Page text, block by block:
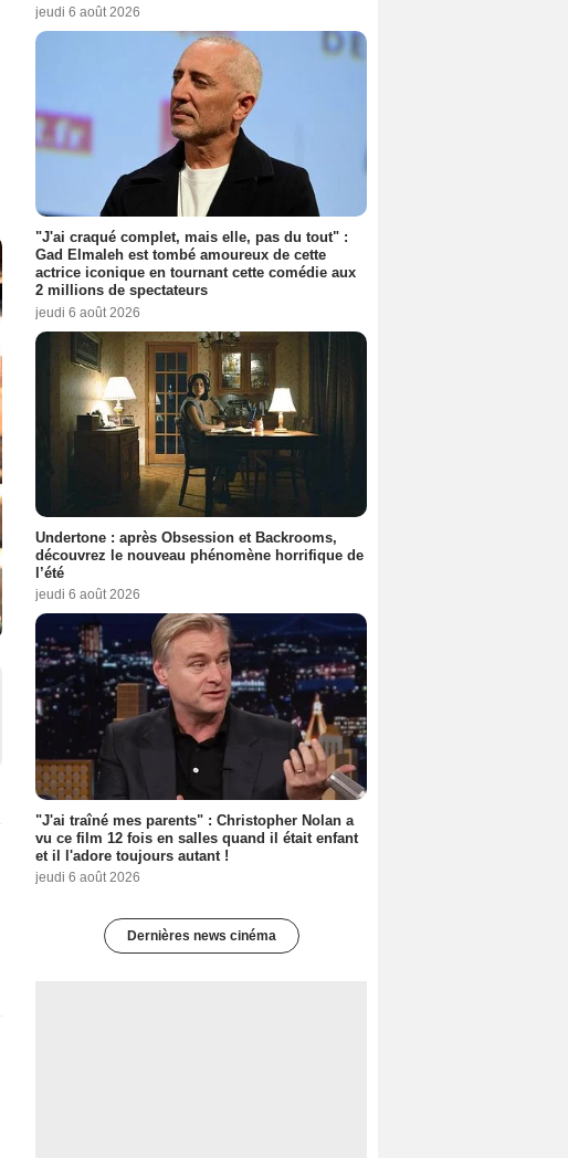
jeudi 6 août 2026
"J'ai craqué complet, mais elle, pas du tout" :
Gad Elmaleh est tombé amoureux de cette
actrice iconique en tournant cette comédie aux
2 millions de spectateurs
jeudi 6 août 2026
Undertone : après Obsession et Backrooms,
découvrez le nouveau phénomène horrifique de
l’été
jeudi 6 août 2026
"J'ai traîné mes parents" : Christopher Nolan a
vu ce film 12 fois en salles quand il était enfant
et il l'adore toujours autant !
jeudi 6 août 2026
Dernières news cinéma